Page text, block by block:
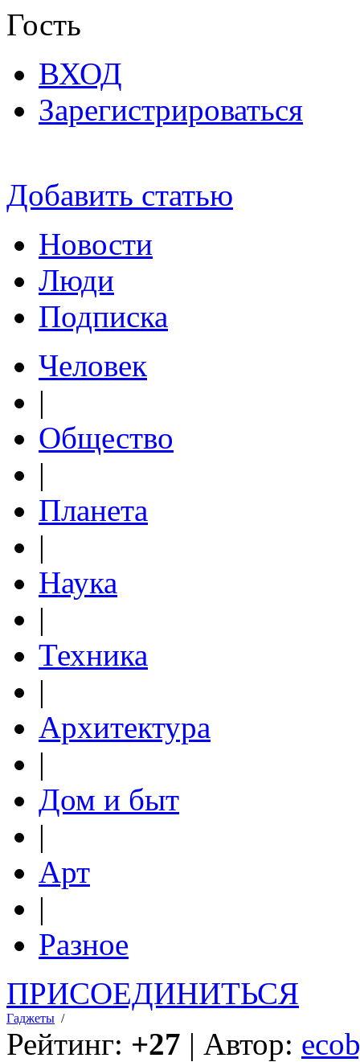
Гость
ВХОД
Зарегистрироваться
Добавить статью
Новости
Люди
Подписка
Человек
|
Общество
|
Планета
|
Наука
|
Техника
|
Архитектура
|
Дом и быт
|
Арт
|
Разное
ПРИСОЕДИНИТЬСЯ
Гаджеты /
Рейтинг: +27 | Автор: